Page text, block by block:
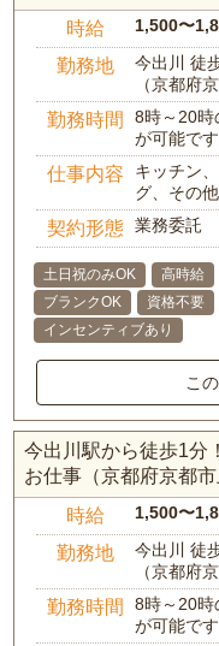
時給 1,500〜
勤務地
今出川 徒
（京都府
勤務時間
8時～20時
が可能で
仕事内容
キッチン
グ、その
契約形態 業務委託
土日祝のみOK 高時給
ブランクOK
資格不要
インセンティブあり
こ
今出川駅から徒歩1分
お仕事（京都府京都市
時給 1,500〜
勤務地
今出川 徒
（京都府
勤務時間
8時～20時
が可能で